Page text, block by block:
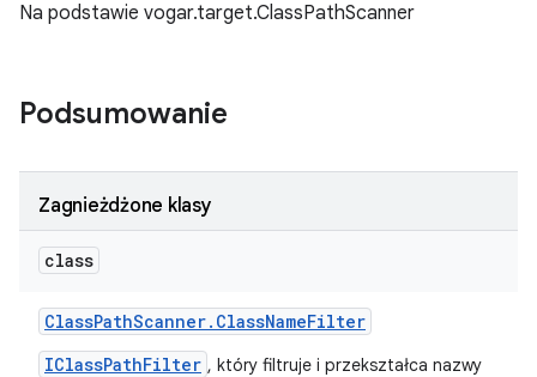
Na podstawie vogar.target.ClassPathScanner
Podsumowanie
Zagnieżdżone klasy
class
ClassPathScanner. ClassNameFilter
IClassPathFilter , który filtruje i przekształca nazwy